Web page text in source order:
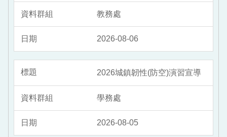
教務處
2026-08-06
2026城鎮韌性(防空)演習宣導
學務處
2026-08-05